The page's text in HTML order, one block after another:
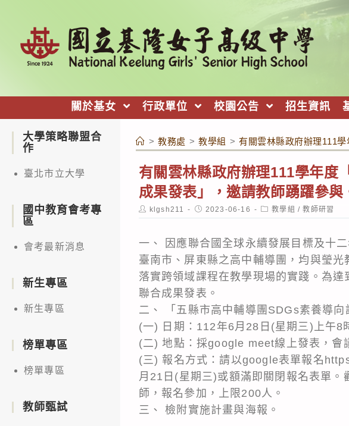
關於基女 行政單位 校園公告 招生資訊
> 教務處 > 教學組 > 有關雲林縣政府辦理111
有關雲林縣政府辦理111學年度
成果發表」，邀請教師踴躍參與
Post
author:
klgsh211
Post
published:
2023-06-16
Post
category:
教學組 / 教師研習
一、 因應聯合國全球永續發展目標及十
臺南市、屏東縣之高中輔導團，均與瑩
落實跨領域課程在教學現場的實踐。為
聯合成果發表。
二、 「五縣市高中輔導團SDGs素養導向
(一) 日期：112年6月28日(星期三)上午8
(二) 地點：採google meet線上發表，會
(三) 報名方式：請以google表單報名
月21日(星期三)或額滿即關閉報名表單
師，報名參加，上限200人。
三、 檢附實施計畫與海報。
大學策略聯盟合
作
臺北市立大學
國中教育會考專
區
會考最新消息
新生專區
新生專區
榜單專區
榜單專區
教師甄試